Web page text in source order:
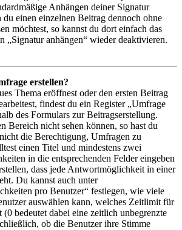
Anhängen deiner Signatur
einen einzelnen Beitrag dennoch ohne
möchtest, so kannst du dort einfach das
„Signatur anhängen“ wieder deaktivieren.
erstellen?
Thema eröffnest oder den ersten Beitrag
findest du ein Register „Umfrage
des Formulars zur Beitragserstellung.
Bereich nicht sehen können, so hast du
die Berechtigung, Umfragen zu
einen Titel und mindestens zwei
in die entsprechenden Felder eingeben
dass jede Antwortmöglichkeit in einer
Du kannst auch unter
pro Benutzer“ festlegen, wie viele
auswählen kann, welches Zeitlimit für
bedeutet dabei eine zeitlich unbegrenzte
ob die Benutzer ihre Stimme